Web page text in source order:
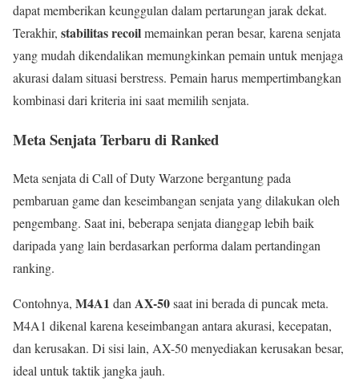
dapat memberikan keunggulan dalam pertarungan jarak dekat.
Terakhir, stabilitas recoilmemainkan peran besar, karena senjata
yang mudah dikendalikan memungkinkan pemain untuk menjaga
akurasi dalam situasi berstress. Pemain harus mempertimbangkan
kombinasi dari kriteria ini saat memilih senjata.
Meta Senjata Terbaru di Ranked
Meta senjata di Call of Duty Warzone bergantung pada
pembaruan game dan keseimbangan senjata yang dilakukan oleh
pengembang. Saat ini, beberapa senjata dianggap lebih baik
daripada yang lain berdasarkan performa dalam pertandingan
ranking.
Contohnya, M4A1 danAX-50saat ini berada di puncak meta.
M4A1 dikenal karena keseimbangan antara akurasi, kecepatan,
dan kerusakan. Di sisi lain, AX-50 menyediakan kerusakan besar,
ideal untuk taktik jangka jauh.